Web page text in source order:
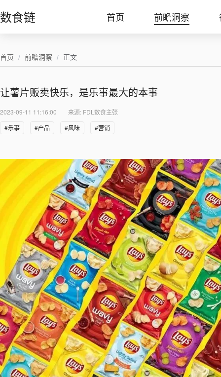
数食链 首页 前瞻洞察
首页 / 前瞻洞察 / 正文
让薯片贩卖快乐，是乐事最大的本事
2023-09-11 11:16:00
来源: FDL数食主张
#乐事
#产品 #风味 #营销